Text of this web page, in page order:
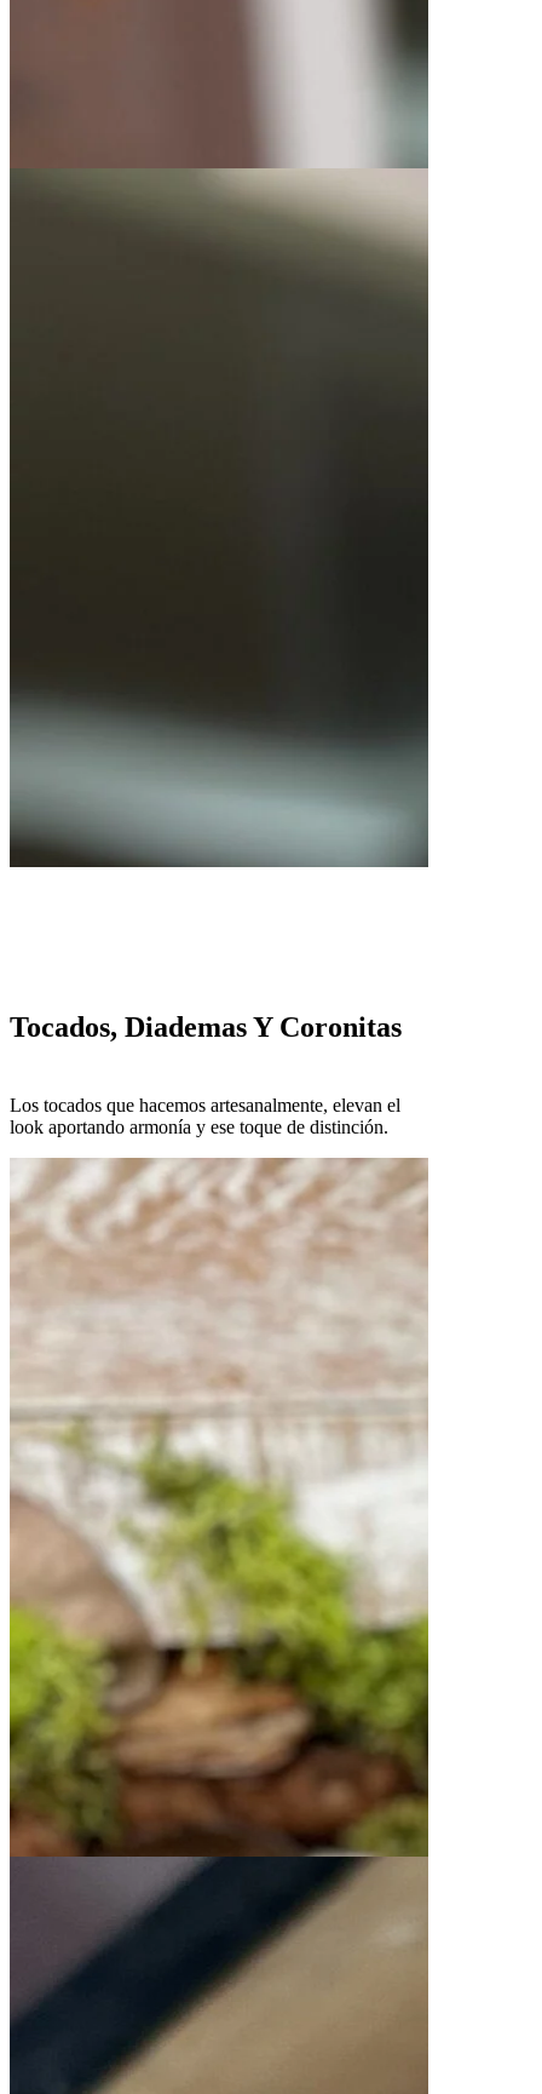
Tocados, Diademas Y Coronitas
Los tocados que hacemos artesanalmente, elevan el
look aportando armonía y ese toque de distinción.